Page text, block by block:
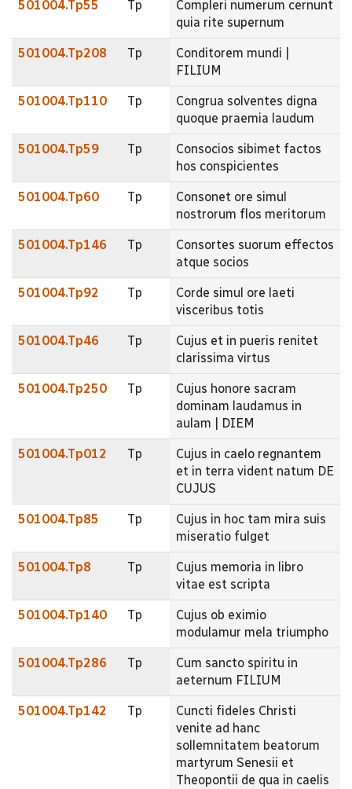
501004.Tp55 Tp
Compleri numerum cernunt
quia rite supernum
501004.Tp208 Tp
Conditorem mundi |
FILIUM
501004.Tp110 Tp
Congrua solventes digna
quoque praemia laudum
501004.Tp59 Tp
Consocios sibimet factos
hos conspicientes
501004.Tp60 Tp
Consonet ore simul
nostrorum flos meritorum
501004.Tp146 Tp
Consortes suorum effectos
atque socios
501004.Tp92 Tp
Corde simul ore laeti
visceribus totis
501004.Tp46 Tp
Cujus et in pueris renitet
clarissima virtus
501004.Tp250 Tp
Cujus honore sacram
dominam laudamus in
aulam | DIEM
501004.Tp012 Tp
Cujus in caelo regnantem
et in terra vident natum DE
CUJUS
501004.Tp85 Tp
Cujus in hoc tam mira suis
miseratio fulget
501004.Tp8 Tp
Cujus memoria in libro
vitae est scripta
501004.Tp140 Tp
Cujus ob eximio
modulamur mela triumpho
501004.Tp286 Tp
Cum sancto spiritu in
aeternum FILIUM
501004.Tp142 Tp
Cuncti fideles Christi
venite ad hanc
sollemnitatem beatorum
martyrum Senesii et
Theopontii de qua in caelis